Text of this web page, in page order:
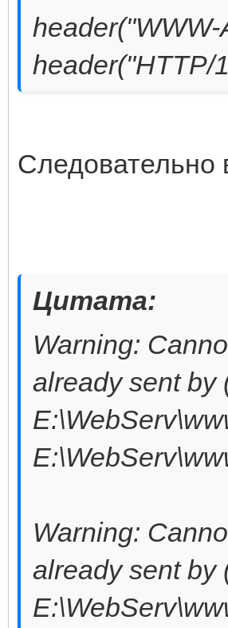
header("HTTP/
Следовательно
Цитата:
Warning:
already sent by
Warning:
already sent by